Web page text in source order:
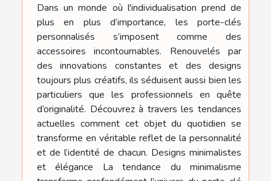
Dans un monde où l'individualisation prend de
plus en plus d’importance, les porte-clés
personnalisés s’imposent comme des
accessoires incontournables. Renouvelés par
des innovations constantes et des designs
toujours plus créatifs, ils séduisent aussi bien les
particuliers que les professionnels en quête
d’originalité. Découvrez à travers les tendances
actuelles comment cet objet du quotidien se
transforme en véritable reflet de la personnalité
et de l’identité de chacun. Designs minimalistes
et élégance La tendance du minimalisme